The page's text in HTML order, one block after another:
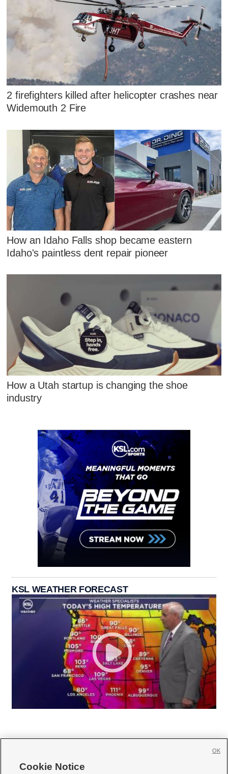
2 firefighters killed after helicopter crashes near
Widemouth 2 Fire
How an Idaho Falls shop became eastern
Idaho's paintless dent repair pioneer
How a Utah startup is changing the shoe
industry
KSL WEATHER FORECAST
Cookie Notice
OK